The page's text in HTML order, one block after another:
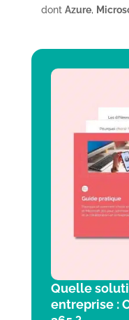
dont Azure,
Quelle
entreprise :